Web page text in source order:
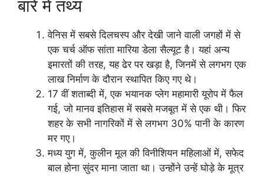
बारे में तथ्य
वेनिस में सबसे दिलचस्प और देखी जाने वाली जगहों में से
एक चर्च ऑफ सांता मारिया डेला सैल्यूट है। यहां अन्य
इमारतों की तरह, यह ढेर पर खड़ा है, जिनमें से लगभग एक
लाख निर्माण के दौरान स्थापित किए गए थे।
17 वीं शताब्दी में, एक भयानक प्लेग महामारी यूरोप में फैल
गई, जो मानव इतिहास में सबसे मजबूत में से एक थी। फिर
शहर के सभी नागरिकों में से लगभग 30% पानी के कारण
मर गए।
मध्य युग में, कुलीन मूल की विनीशियन महिलाओं में, सफेद
बाल होना सुंदर माना जाता था। उन्होंने उन्हें घोड़े के मूत्र